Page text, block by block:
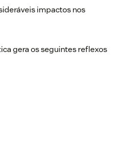
impactos nos
gera os seguintes reflexos